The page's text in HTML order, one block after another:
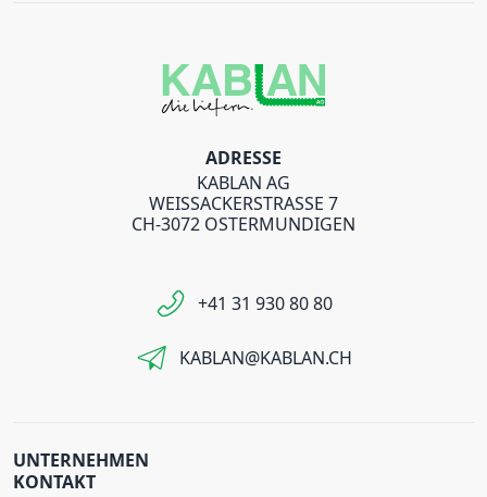
ADRESSE
KABLAN AG
WEISSACKERSTRASSE 7
CH-3072 OSTERMUNDIGEN
+41 31 930 80 80
KABLAN@KABLAN.CH
UNTERNEHMEN
KONTAKT